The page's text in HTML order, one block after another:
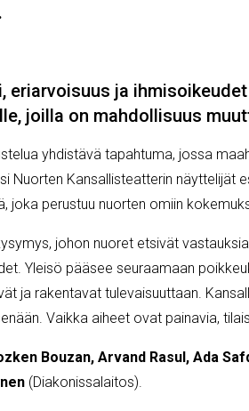
.
eriarvoisuus ja
joilla on mahdollisuus
yhdistävä tapahtuma, jossa
Nuorten Kansallisteatterin
joka perustuu nuorten omiin
johon nuoret etsivät
Yleisö pääsee seuraamaan
ja rakentavat tulevaisuuttaan.
Vaikka aiheet ovat painavia,
Bouzan, Arvand Rasul, Ada
(Diakonissalaitos).